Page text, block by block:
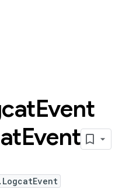
Event
Event